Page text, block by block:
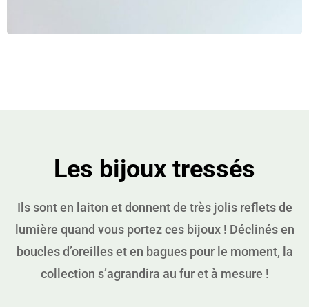
Les bijoux tressés
Ils sont en laiton et donnent de très jolis reflets de
lumière quand vous portez ces bijoux ! Déclinés en
boucles d’oreilles et en bagues pour le moment, la
collection s’agrandira au fur et à mesure !